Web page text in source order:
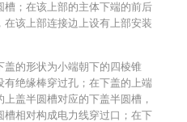
槽；在该上部的主体下端的前后
该上部连接边上设有上部安装
盖的形状为小端朝下的四棱锥
有绝缘棒穿过孔；在下盖的上端
盖半圆槽对应的下盖半圆槽，
槽相对构成电力线穿过口；在下